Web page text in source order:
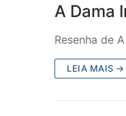
A Dama
Resenha de
LEIA MAIS →